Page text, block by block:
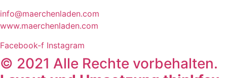
info@maerchenladen.com
www.maerchenladen.com
Facebook-f Instagram
© 2021 Alle Rechte vorbehalten.